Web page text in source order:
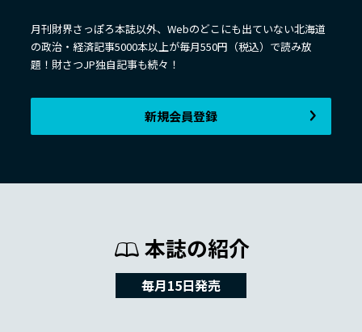
月刊財界さっぽろ本誌以外、Webのどこにも出ていない北海道
の政治・経済記事5000本以上が毎月550円（税込）で読み放
題！財さつJP独自記事も続々！
新規会員登録
本誌の紹介
毎月15日発売